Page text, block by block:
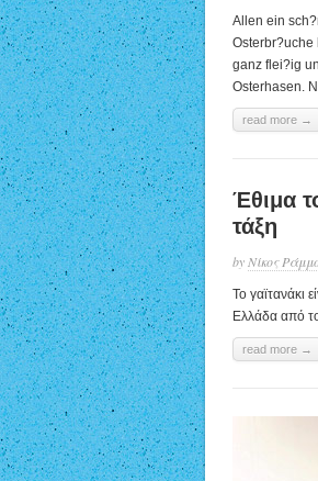
Allen ein
ganz flei?ig
Osterhasen.
read more →
Έθιμα
τάξη
by Νίκος
Το γαϊτανάκι
Ελλάδα από
read more →